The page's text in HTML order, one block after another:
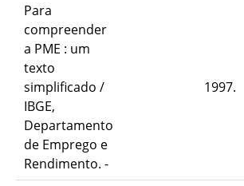
Para
compreender
a PME : um
texto
simplificado /
IBGE,
Departamento
de Emprego e
Rendimento. -
1997.